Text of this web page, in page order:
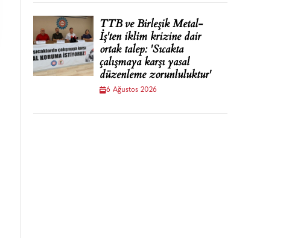
TTB ve Birleşik Metal-
İş'ten iklim krizine dair
ortak talep: 'Sıcakta
çalışmaya karşı yasal
düzenleme zorunluluktur'
6 Ağustos 2026